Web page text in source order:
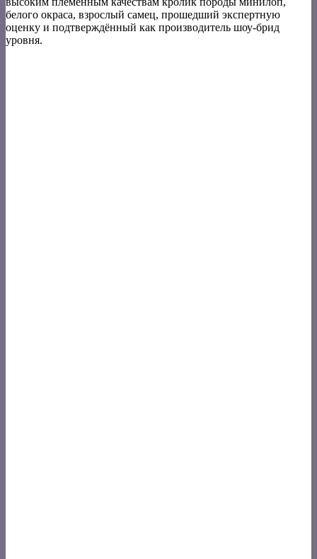
белого окраса, взрослый самец, прошедший экспертную
оценку и подтверждённый как производитель шоу-брид
уровня.